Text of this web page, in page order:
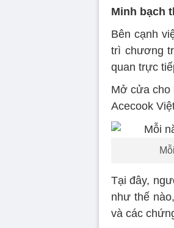
Minh bạch
Bên cạnh
trì chương
quan trực
Mở cửa cho
Acecook
Tại đây,
như thế
và các